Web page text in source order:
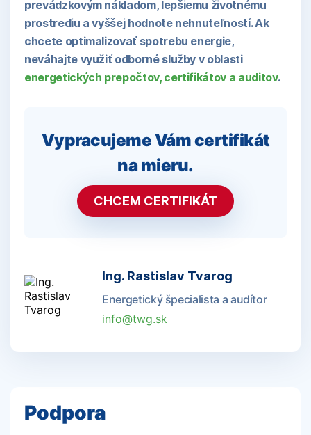
prevádzkovým nákladom, lepšiemu životnému
prostrediu a vyššej hodnote nehnuteľností. Ak
chcete optimalizovať spotrebu energie,
neváhajte využiť odborné služby v oblasti
energetických prepočtov, certifikátov a auditov.
Vypracujeme Vám certifikát
na mieru.
CHCEM CERTIFIKÁT
Ing. Rastislav Tvarog
Energetický špecialista a audítor
info@twg.sk
Podpora